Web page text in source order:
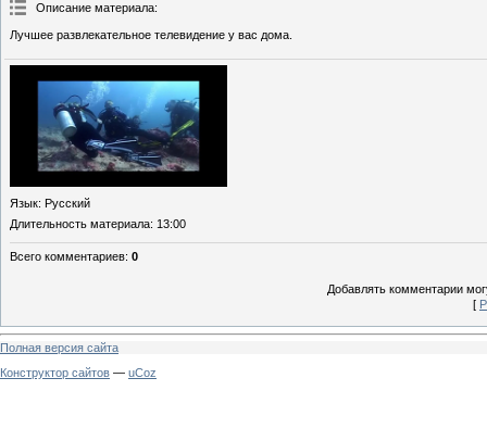
Описание материала:
Лучшее развлекательное телевидение у вас дома.
Язык: Русский
Длительность материала: 13:00
Всего комментариев: 0
Добавлять комментарии
[
Полная версия сайта
Конструктор сайтов — uCoz